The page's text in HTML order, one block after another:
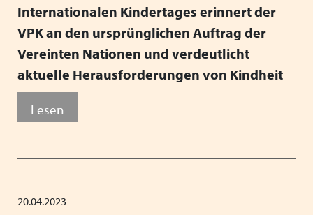
Internationalen Kindertages erinnert der
VPK an den ursprünglichen Auftrag der
Vereinten Nationen und verdeutlicht
aktuelle Herausforderungen von Kindheit
Lesen
20.04.2023